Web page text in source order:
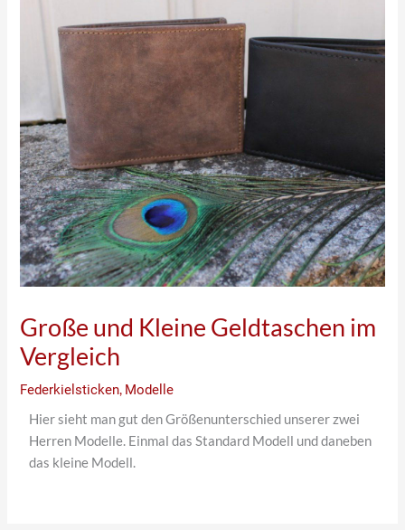
Große und Kleine Geldtaschen im
Vergleich
Federkielsticken, Modelle
Hier sieht man gut den Größenunterschied unserer zwei
Herren Modelle. Einmal das Standard Modell und daneben
das kleine Modell.